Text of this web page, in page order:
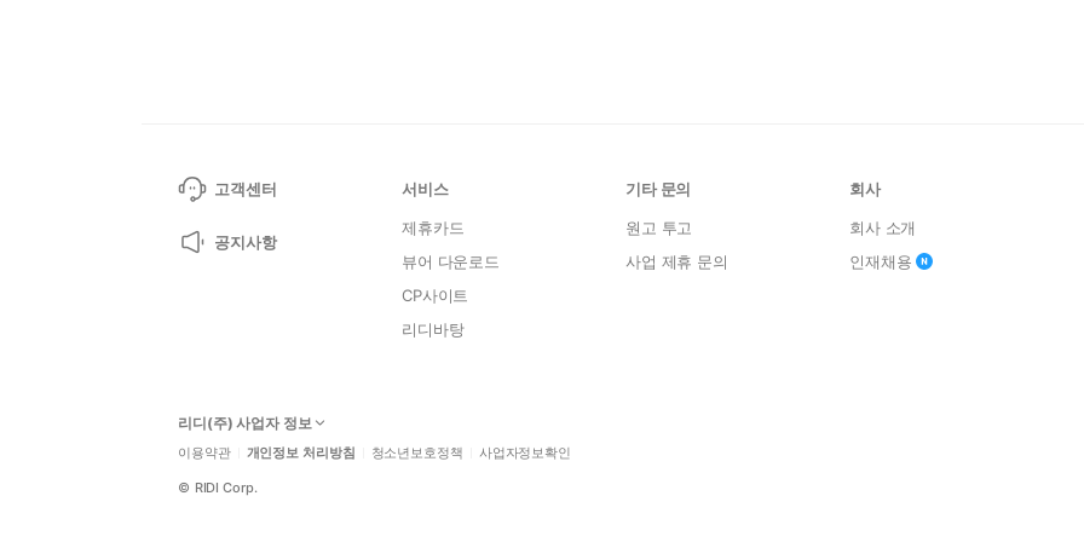
고객센터
공지사항
서비스
제휴카드
뷰어 다운로드
CP사이트
리디바탕
기타 문의
원고 투고
사업 제휴 문의
회사
회사 소개
인재채용
리디(주) 사업자 정보
이용약관 개인정보 처리방침 청소년보호정책 사업자정보확인
© RIDI Corp.